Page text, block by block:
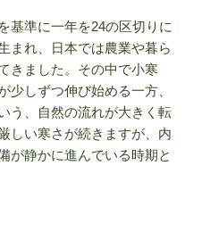
基準に一年を24の区切りに
まれ、日本では農業や暮ら
きました。その中で小寒
少しずつ伸び始める一方、
う、自然の流れが大きく転
しい寒さが続きますが、内
が静かに進んでいる時期と